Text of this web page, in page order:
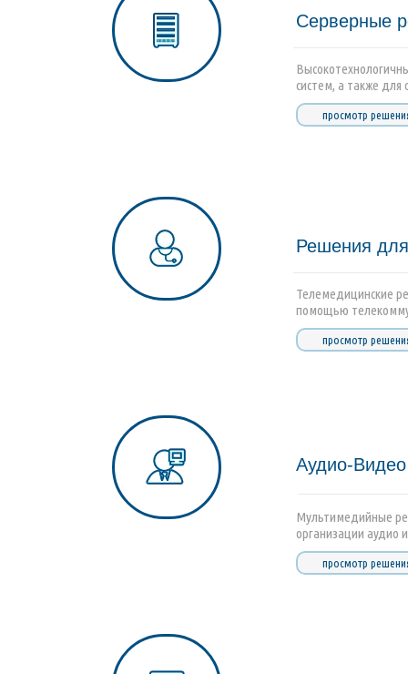
Серверные
систем, а также для
просмотр
Решения
Телемедицинские
помощью
просмотр
Аудио-
Мультимедийные
организации аудио
просмотр